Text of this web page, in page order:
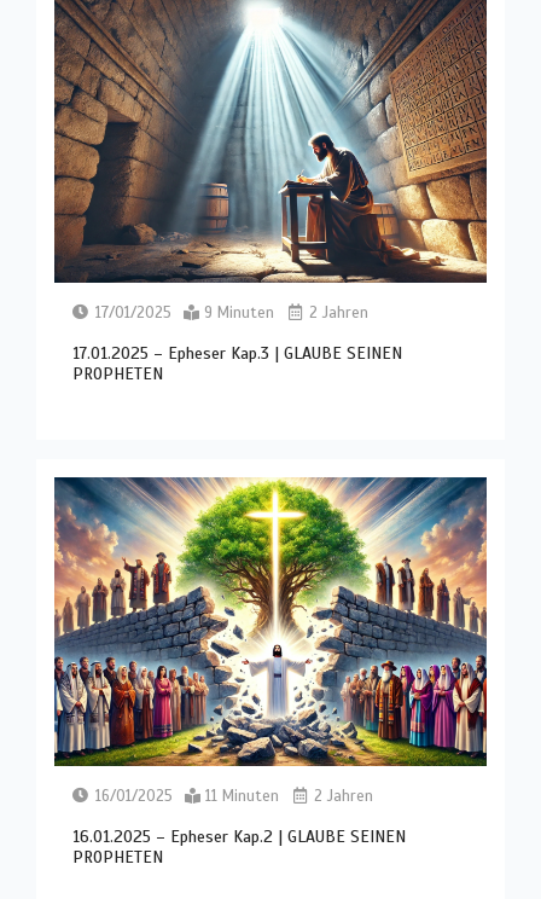
17/01/2025 9 Minuten 2 Jahren
17.01.2025 – Epheser Kap.3 | GLAUBE SEINEN
PROPHETEN
16/01/2025 11 Minuten 2 Jahren
16.01.2025 – Epheser Kap.2 | GLAUBE SEINEN
PROPHETEN